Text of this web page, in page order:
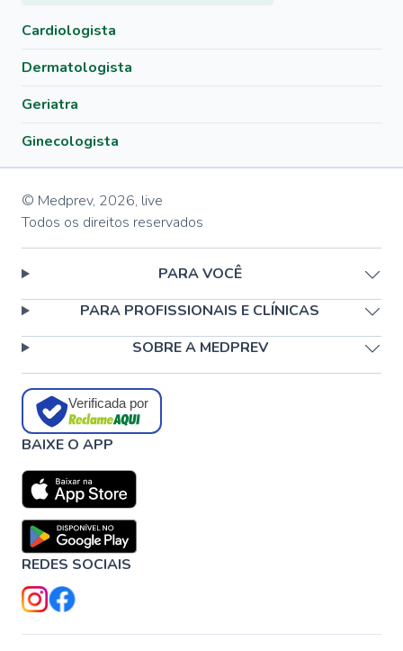
Cardiologista
Dermatologista
Geriatra
Ginecologista
© Medprev, 2026, live
Todos os direitos reservados
PARA VOCÊ
PARA PROFISSIONAIS E CLÍNICAS
SOBRE A MEDPREV
Verificada por
BAIXE O APP
REDES SOCIAIS